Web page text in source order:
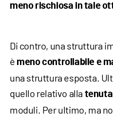
meno rischiosa in tale
Di contro, una struttura
è meno controllabile e
una struttura esposta.
quello relativo alla
moduli. Per ultimo, ma